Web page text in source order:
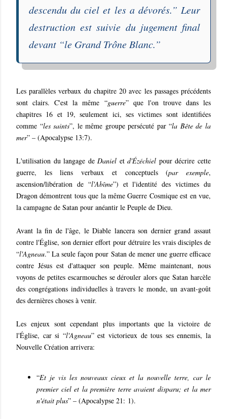
descendu du ciel et les a dévorés.” Leur
destruction est suivie du jugement final
devant “le Grand Trône Blanc.”
Les parallèles verbaux du chapitre 20 avec les passages précédents
sont clairs. C'est la même “guerre” que l'on trouve dans les
chapitres 16 et 19, seulement ici, ses victimes sont identifiées
comme “les saints”, le même groupe persécuté par “la Bête de la
mer” – (Apocalypse 13:7).
L'utilisation du langage deDaniel etd'Ézéchiel pour décrire cette
guerre, les liens verbaux et conceptuels (par exemple,
ascension/libération de “l'Abîme”) et l'identité des victimes du
Dragon démontrent tous que la même Guerre Cosmique est en vue,
la campagne de Satan pour anéantir le Peuple de Dieu.
Avant la fin de l'âge, le Diable lancera son dernier grand assaut
contre l'Église, son dernier effort pour détruire les vrais disciples de
“l'Agneau.” La seule façon pour Satan de mener une guerre efficace
contre Jésus est d'attaquer son peuple. Même maintenant, nous
voyons de petites escarmouches se dérouler alors que Satan harcèle
des congrégations individuelles à travers le monde, un avant-goût
des dernières choses à venir.
Les enjeux sont cependant plus importants que la victoire de
l'Église, car si “l'Agneau” est victorieux de tous ses ennemis, la
Nouvelle Création arrivera:
“Et je vis les nouveaux cieux et la nouvelle terre, car le
premier ciel et la première terre avaient disparu; et la mer
n'était plus” – (Apocalypse 21: 1).